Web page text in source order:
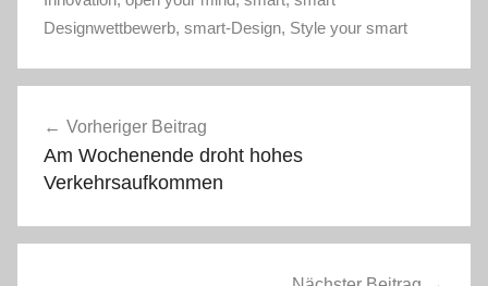
Designwettbewerb, smart-Design, Style your smart
Vorheriger Beitrag
Am Wochenende droht hohes
Verkehrsaufkommen